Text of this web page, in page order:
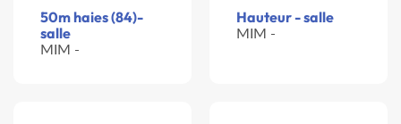
50m haies (84)-
salle
MIM -
Hauteur - salle
MIM -